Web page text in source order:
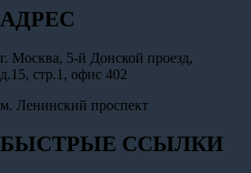
АДРЕС
г. Москва, 5-й Донской проезд,
д.15, стр.1, офис 402
м. Ленинский проспект
БЫСТРЫЕ ССЫЛКИ